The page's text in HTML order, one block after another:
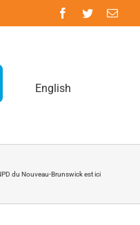
English
du Nouveau-Brunswick est ici